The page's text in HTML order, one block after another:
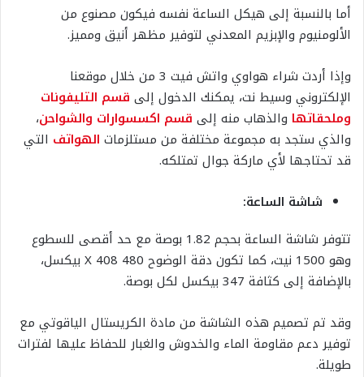
أما بالنسبة إلى هيكل الساعة نفسه فيكون مصنوع من
الألومنيوم والإبزيم المعدني لتوفير مظهر أنيق ومميز.
وإذا أردت شراء هواوي واتش فيت 3 من خلال موقعنا
الإلكتروني وسيط نت، يمكنك الدخول إلى قسم التليفونات
وملحقاتها والذهاب منه إلى قسم اكسسوارات والشواحن،
والذي ستجد به مجموعة مختلفة من مستلزمات الهواتف التي
قد تحتاجها لأي ماركة جوال تمتلكه.
شاشة الساعة:
تتوفر شاشة الساعة بحجم 1.82 بوصة مع حد أقصى للسطوع
وهو 1500 نيت، كما تكون دقة الوضوح 480 X 408 بيكسل،
بالإضافة إلى كثافة 347 بيكسل لكل بوصة.
وقد تم تصميم هذه الشاشة من مادة الكريستال الياقوتي مع
توفير دعم مقاومة الماء والخدوش والغبار للحفاظ عليها لفترات
طويلة.